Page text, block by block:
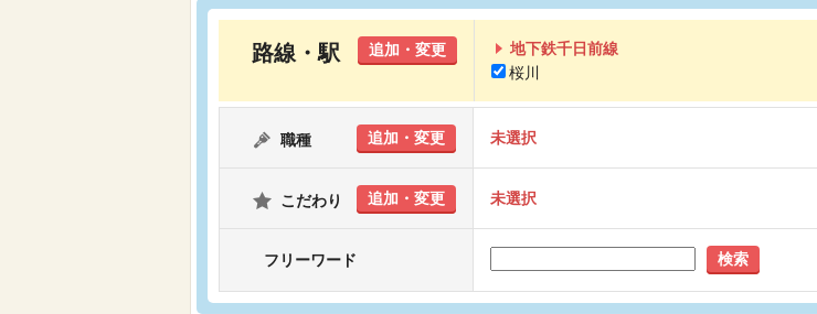
路線・駅 追加・変更
地下鉄千日前線
桜川
職種 追加・変更 未選択
こだわり 追加・変更 未選択
フリーワード 検索